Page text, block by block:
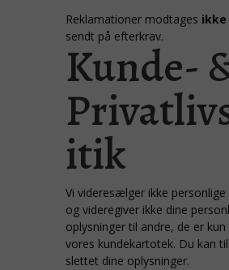
Reklamationer modtages ikke
sendt på efterkrav.
Kunde-
itik
Vi videresælger ikke personlige
og videregiver ikke dine
oplysninger til andre, de er
vores kundekartotek. Du kan
slettet dine oplysninger.